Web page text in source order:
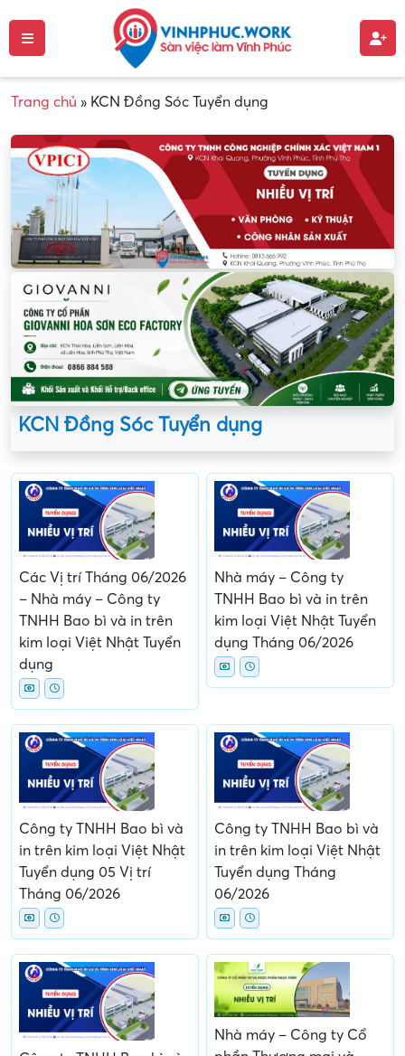
Trang chủ » KCN Đồng Sóc Tuyển dụng
KCN Đồng Sóc Tuyển dụng
Các Vị trí Tháng 06/2026
– Nhà máy – Công ty
TNHH Bao bì và in trên
kim loại Việt Nhật Tuyển
dụng
Nhà máy – Công ty
TNHH Bao bì và in trên
kim loại Việt Nhật Tuyển
dụng Tháng 06/2026
Công ty TNHH Bao bì và
in trên kim loại Việt Nhật
Tuyển dụng 05 Vị trí
Tháng 06/2026
Công ty TNHH Bao bì và
in trên kim loại Việt Nhật
Tuyển dụng Tháng
06/2026
Nhà máy – Công ty Cổ